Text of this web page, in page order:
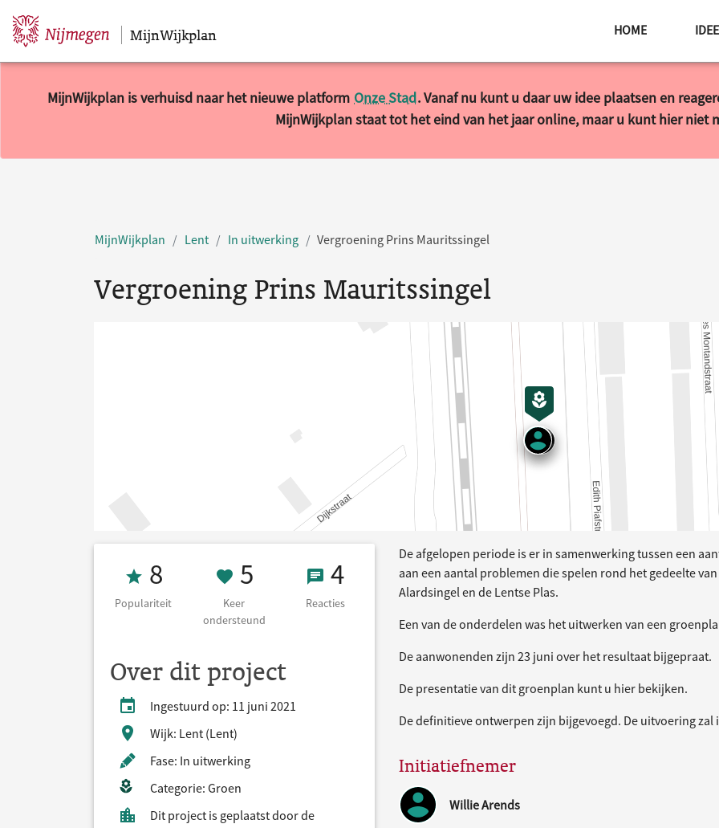
Sla navigatie over MijnWijkplan HOME
MijnWijkplan is verhuisd naar het nieuwe platform Onze Stad. Vanaf nu kunt u daar uw idee plaatsen en
MijnWijkplan staat tot het eind van het jaar online, maar u kunt hier niet
MijnWijkplan Lent In uitwerking Vergroening Prins Mauritssingel
Vergroening Prins Mauritssingel
Populariteit 8
8
Populariteit
5 Keer ondersteund
5
Keer
ondersteund
4 Reacties
4
Reacties
Over dit project
Ingestuurd op: 11 juni 2021
Wijk: Lent (Lent)
Fase: In uitwerking
Categorie: Groen
Dit project is geplaatst door de
De afgelopen periode is er in samenwerking tussen een
aan een aantal problemen die spelen rond het gedeelte
Alardsingel en de Lentse Plas.
Een van de onderdelen was het uitwerken van een
De aanwonenden zijn 23 juni over het resultaat bijgepraat.
De presentatie van dit groenplan kunt u hier bekijken.
De definitieve ontwerpen zijn bijgevoegd. De uitvoering
Initiatiefnemer
Willie Arends